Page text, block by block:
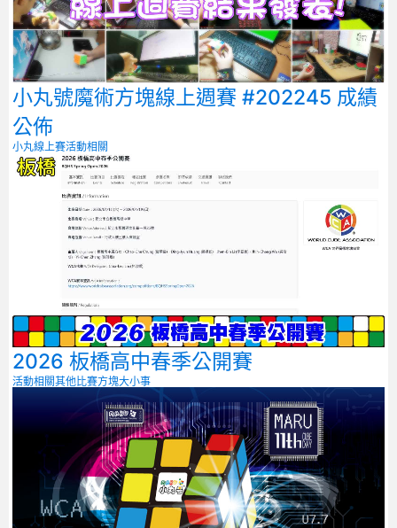
小丸號魔術方塊線上週賽 #202245 成績
公佈
小丸線上賽活動相關
2026 板橋高中春季公開賽
活動相關其他比賽方塊大小事